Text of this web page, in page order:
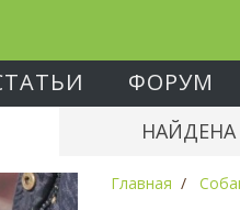
ФОРУМ
НАЙДЕНА
Главная